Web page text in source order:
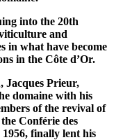
into the 20th
and
in what have become
in the Côte d’Or.
Jacques Prieur,
domaine with his
of the revival of
Conférie des
finally lent his